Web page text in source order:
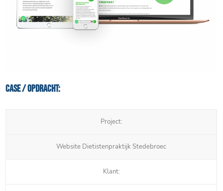
Case / Opdracht:
Project:
Website Dietistenpraktijk Stedebroec
Klant: